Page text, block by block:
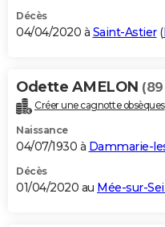
Décès
04/04/2020 à Saint-Astier(
Odette AMELON
Créer une cagnotte obsèques
Naissance
04/07/1930 à Dammarie-
Décès
01/04/2020 au Mée-sur-